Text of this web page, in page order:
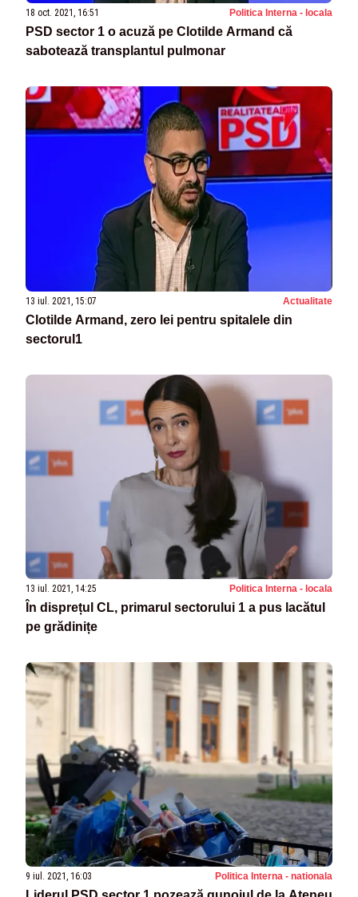
18 oct. 2021, 16:51 Politica Interna - locala
PSD sector 1 o acuză pe Clotilde Armand că
sabotează transplantul pulmonar
13 iul. 2021, 15:07 Actualitate
Clotilde Armand, zero lei pentru spitalele din
sectorul1
13 iul. 2021, 14:25 Politica Interna - locala
În disprețul CL, primarul sectorului 1 a pus lacătul
pe grădinițe
9 iul. 2021, 16:03 Politica Interna - nationala